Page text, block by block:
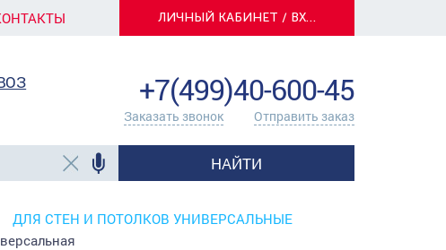
ЛИЧНЫЙ КАБИНЕТ / ВХОД
+7(499)40-600-45
Заказать звонок Отправить заказ
НАЙТИ
ДЛЯ СТЕН И ПОТОЛКОВ УНИВЕРСАЛЬНЫЕ